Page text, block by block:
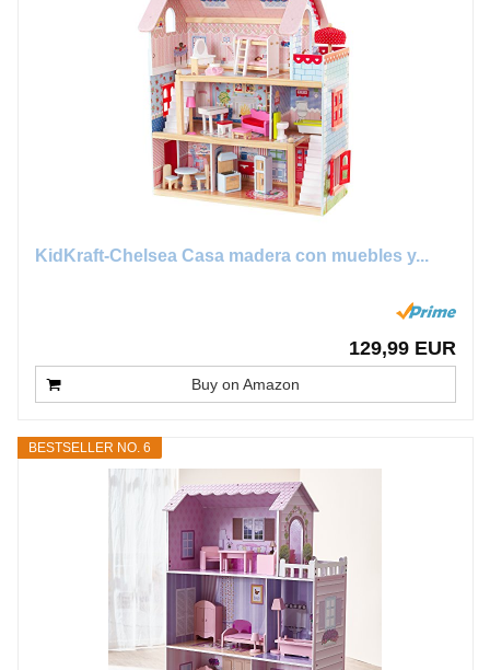
KidKraft-Chelsea Casa madera con muebles y...
129,99 EUR
Buy on Amazon
BESTSELLER NO. 6